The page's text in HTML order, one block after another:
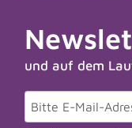
und auf dem